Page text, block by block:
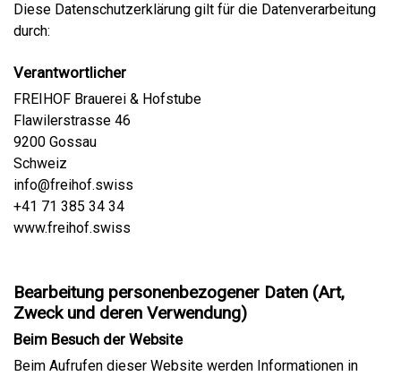
Diese Datenschutzerklärung gilt für die Datenverarbeitung
durch:
Verantwortlicher
FREIHOF Brauerei & Hofstube
Flawilerstrasse 46
9200 Gossau
Schweiz
info@freihof.swiss
+41 71 385 34 34
www.freihof.swiss
Bearbeitung personenbezogener Daten (Art,
Zweck und deren Verwendung)
Beim Besuch der Website
Beim Aufrufen dieser Website werden Informationen in